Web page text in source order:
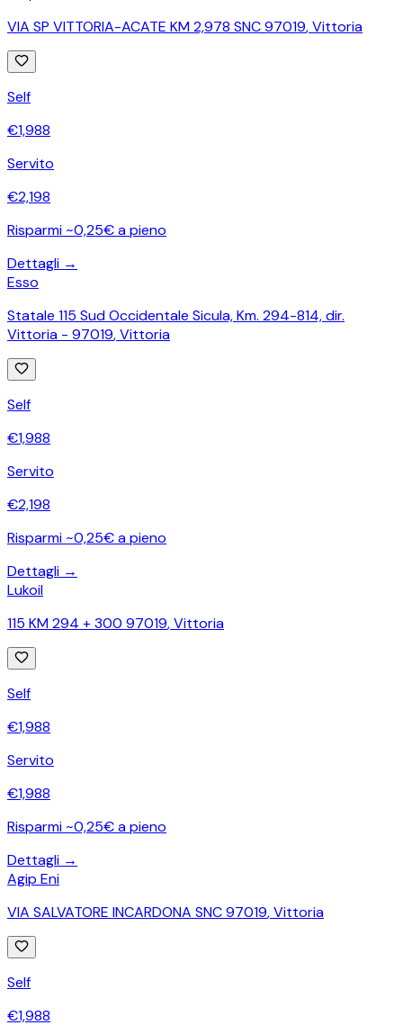
VIA SP VITTORIA-ACATE KM 2,978 SNC 97019,Vittoria
Self
€1,988
Servito
€2,198
Risparmi ~0,25€ a pieno
Dettagli →
Esso
Statale 115 Sud Occidentale Sicula, Km. 294-814, dir.
Vittoria - 97019,Vittoria
Self
€1,988
Servito
€2,198
Risparmi ~0,25€ a pieno
Dettagli →
Lukoil
115 KM 294 + 300 97019,Vittoria
Self
€1,988
Servito
€1,988
Risparmi ~0,25€ a pieno
Dettagli →
Agip Eni
VIA SALVATORE INCARDONA SNC 97019,Vittoria
Self
€1,988